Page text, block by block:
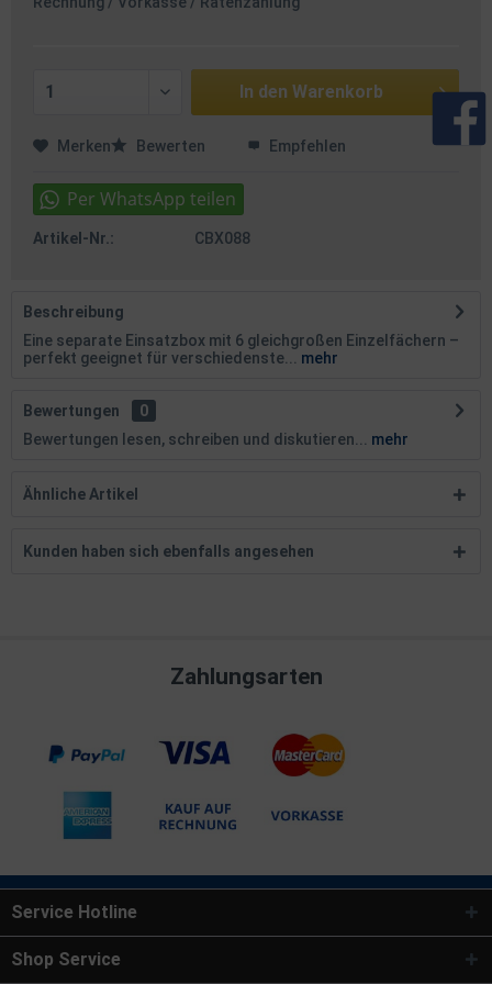
In den Warenkorb
Merken Bewerten Empfehlen
Artikel-Nr.: CBX088
Beschreibung
Eine separate Einsatzbox mit 6 gleichgroßen Einzelfächern –
perfekt geeignet für verschiedenste...
mehr
Bewertungen
0
Bewertungen lesen, schreiben und diskutieren...
mehr
Ähnliche Artikel
Kunden haben sich ebenfalls angesehen
Zahlungsarten
Service Hotline
Shop Service